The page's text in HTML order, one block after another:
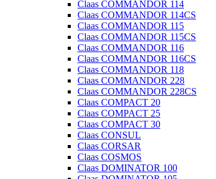
Claas COMMANDOR 114
Claas COMMANDOR 114CS
Claas COMMANDOR 115
Claas COMMANDOR 115CS
Claas COMMANDOR 116
Claas COMMANDOR 116CS
Claas COMMANDOR 118
Claas COMMANDOR 228
Claas COMMANDOR 228CS
Claas COMPACT 20
Claas COMPACT 25
Claas COMPACT 30
Claas CONSUL
Claas CORSAR
Claas COSMOS
Claas DOMINATOR 100